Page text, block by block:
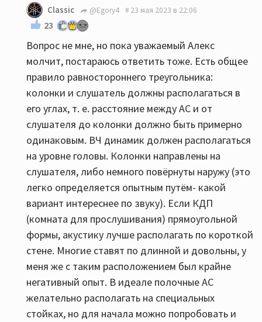
Classic @Egory4 23 мая 2023 в 22:06
23
Вопрос не мне, но пока уважаемый Алекс
молчит, постараюсь ответить тоже. Есть общее
правило равностороннего треугольника:
колонки и слушатель должны располагаться в
его углах, т. е. расстояние между АС и от
слушателя до колонки должно быть примерно
одинаковым. ВЧ динамик должен располагаться
на уровне головы. Колонки направлены на
слушателя, либо немного повёрнуты наружу (это
легко определяется опытным путём- какой
вариант интереснее по звуку). Если КДП
(комната для прослушивания) прямоугольной
формы, акустику лучше располагать по короткой
стене. Многие ставят по длинной и довольны, у
меня же с таким расположением был крайне
негативный опыт. В идеале полочные АС
желательно располагать на специальных
стойках, но для начала можно попробовать и